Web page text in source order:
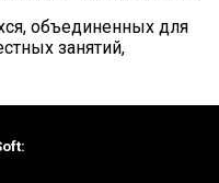
объединенных для
занятий,